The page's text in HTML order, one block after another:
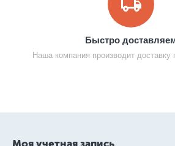
Быстро
Наша компания производит доставку
Моя учетная запись